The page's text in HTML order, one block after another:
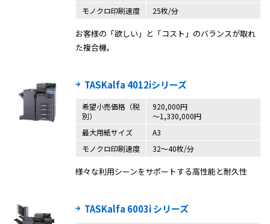
モノクロ印刷速度
25枚/分
お客様の「欲しい」と「コスト」のバランスが取れ
た複合機。
TASKalfa 4012iシリーズ
希望小売価格（税
別）
920,000円
～1,330,000円
最大用紙サイズ
A3
モノクロ印刷速度
32～40枚/分
様々な利用シーンをサポートする高性能と耐久性
TASKalfa 6003i シリーズ